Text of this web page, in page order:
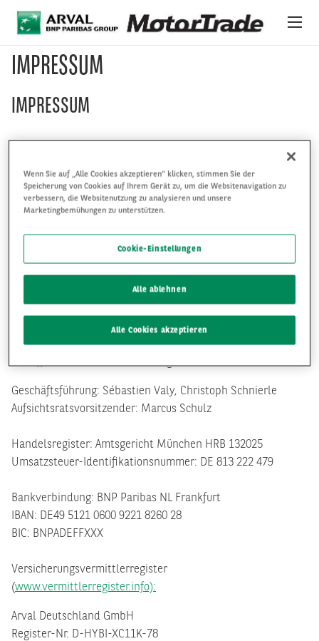
Direkt zum Inhalt
IMPRESSUM
IMPRESSUM
Arval Deutschland GmbH
Bajuwarenring 5
Telefon +49 (0) 89 74 423 0
Fax: +49 (0) 89 74 423 240
E-Mail:kontakt@arval.de
http://www.arval.de
Die Arval Deutschland GmbH ist auch für Inhalte
verantwortlich, die die ehemalige Arval Service GmbH
Geschäftsführung: Sébastien Valy, Christoph Schnierle
Aufsichtsratsvorsitzender: Marcus Schulz
Handelsregister: Amtsgericht München HRB 132025
Umsatzsteuer-Identifikationsnummer: DE 813 222 479
Bankverbindung: BNP Paribas NL Frankfurt
IBAN: DE49 5121 0600 9221 8260 28
BIC: BNPADEFFXXX
Versicherungsvermittlerregister
(www.vermittlerregister.info):
Arval Deutschland GmbH
Register-Nr. D-HYBI-XC11K-78
ONLINE-AUKTIONSPLATTFORM
FAHRZEUGE
ÜBER UNS
INTERNATIONALER BESTAND
NEWS
LEISTUNGEN & SUPPORT
Wenn Sie auf „Alle Cookies akzeptieren“ klicken, stimmen Sie der
Speicherung von Cookies auf Ihrem Gerät zu, um die Websitenavigation zu
verbessern, die Websitenutzung zu analysieren und unsere
Marketingbemühungen zu unterstützen.
Cookie-Einstellungen
Alle ablehnen
Alle Cookies akzeptieren